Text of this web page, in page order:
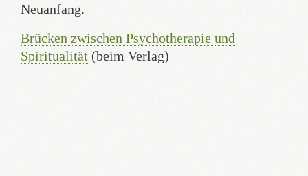
Neuanfang.
Brücken zwischen Psychotherapie und
Spiritualität (beim Verlag)